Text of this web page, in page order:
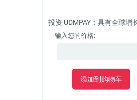
输入您的价格:
添加到购物车